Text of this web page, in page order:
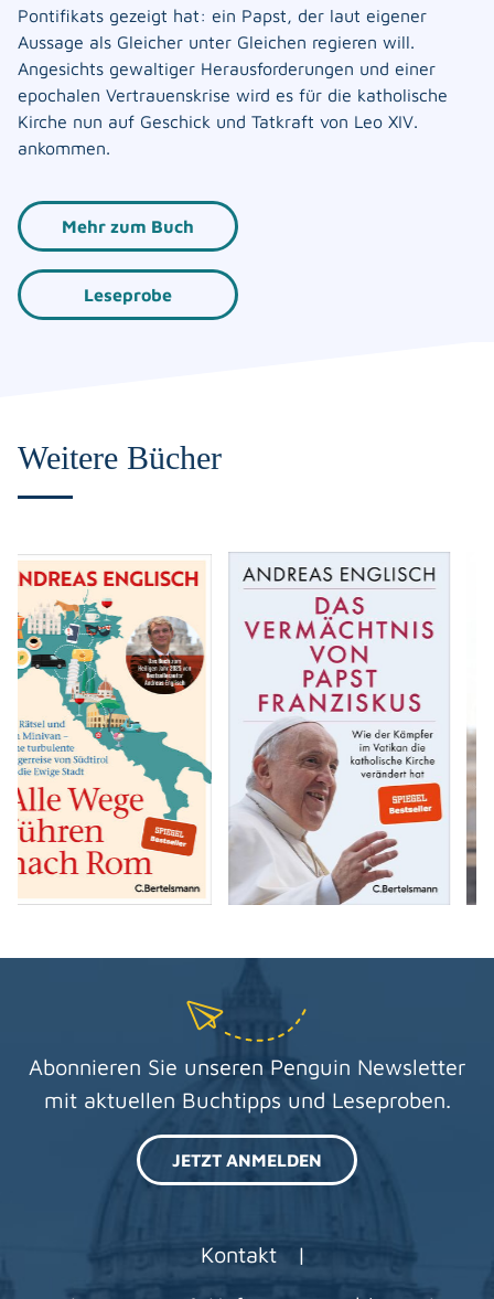
Pontifikats gezeigt hat: ein Papst, der laut eigener
Aussage als Gleicher unter Gleichen regieren will.
Angesichts gewaltiger Herausforderungen und einer
epochalen Vertrauenskrise wird es für die katholische
Kirche nun auf Geschick und Tatkraft von Leo XIV.
ankommen.
Mehr zum Buch
Leseprobe
Weitere Bücher
Abonnieren Sie unseren Penguin Newsletter
mit aktuellen Buchtipps und Leseproben.
JETZT ANMELDEN
Kontakt
|